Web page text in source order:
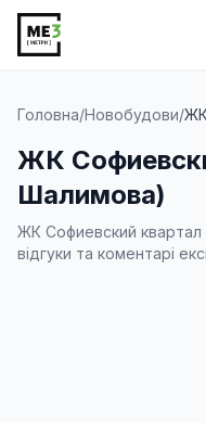
Головна/Новобудови/
ЖК
Шалимова)
ЖК Софиевский квартал
відгуки та коментарі